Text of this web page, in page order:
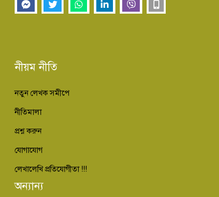
নীয়ম নীতি
নতুন লেখক সমীপে
নীতিমালা
প্রশ্ন করুন
যোগাযোগ
লেখালেখি প্রতিযোগীতা !!!
অন্যান্য